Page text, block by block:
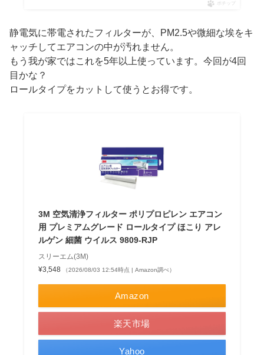
ポチップ
静電気に帯電されたフィルターが、PM2.5や微細な埃をキ
ャッチしてエアコンの中が汚れません。
もう我が家ではこれを5年以上使っています。今回が4回
目かな？
ロールタイプをカットして使うとお得です。
3M 空気清浄フィルター ポリプロピレン エアコン
用 プレミアムグレード ロールタイプ ほこり アレ
ルゲン 細菌 ウイルス 9809-RJP
スリーエム(3M)
¥3,548
（2026/08/03 12:54時点 | Amazon調べ）
Amazon
楽天市場
Yahoo